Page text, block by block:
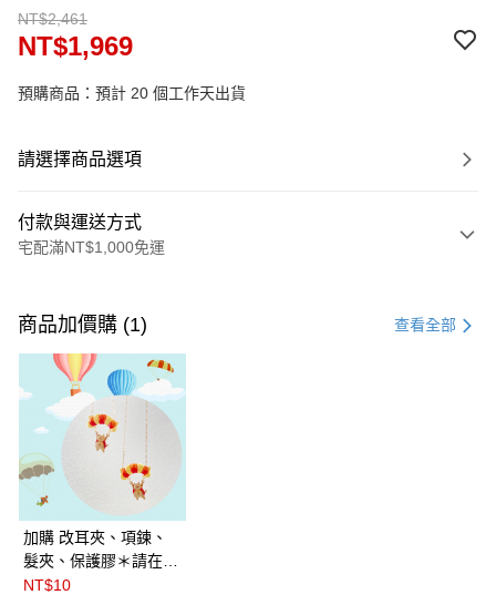
NT$2,461
NT$1,969
預購商品：預計 20 個工作天出貨
請選擇商品選項
付款與運送方式
宅配滿NT$1,000免運
信用卡一次付款
信用卡分期付款
3 期 0 利率 每期NT$656
合作金庫商業銀行
華南商業銀行
上海商業儲蓄銀行
國泰世華商業銀行
臺灣中小企業銀行
匯豐（台灣）商業銀行
聯邦商業銀行
元大商業銀行
6 期 0 利率 每期 NT$328
合作金庫商業銀行
華南商業銀行
上海商業儲蓄銀行
國泰世華商業銀行
臺灣中小企業銀行
匯豐（台灣）商業銀行
LINE Pay
悠遊付
Google Pay
商品加價購 (1) 查看全部
加購 改耳夾、項鍊、
髮夾、保護膠＊請在訂
單備註商品及欲修改的
NT$10